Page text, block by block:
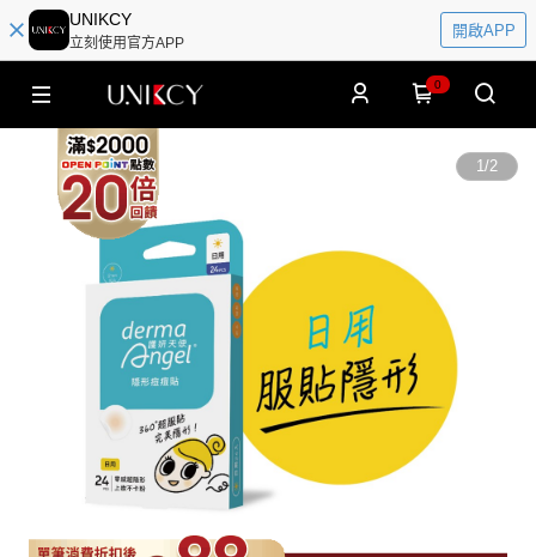
UNIKCY
立刻使用官方APP
開啟APP
0
1/2